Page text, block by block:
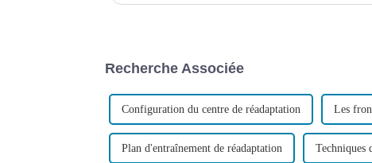
Recherche Associée
Configuration du centre de réadaptation Les
Plan d'entraînement de réadaptation Techniques